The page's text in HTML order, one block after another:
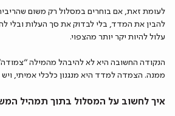
לעומת זאת, אם בוחרים במסלול רק משום שהריבית
להבין את המדד, בלי לבדוק את סך העלות ובלי
עלול להיות יקר יותר מהצפוי.
הנקודה החשובה היא לא להיבהל מהמילה
ממנה. הצמדה למדד היא מנגנון כלכלי אמיתי,
איך לחשוב על המסלול בתוך תמהיל